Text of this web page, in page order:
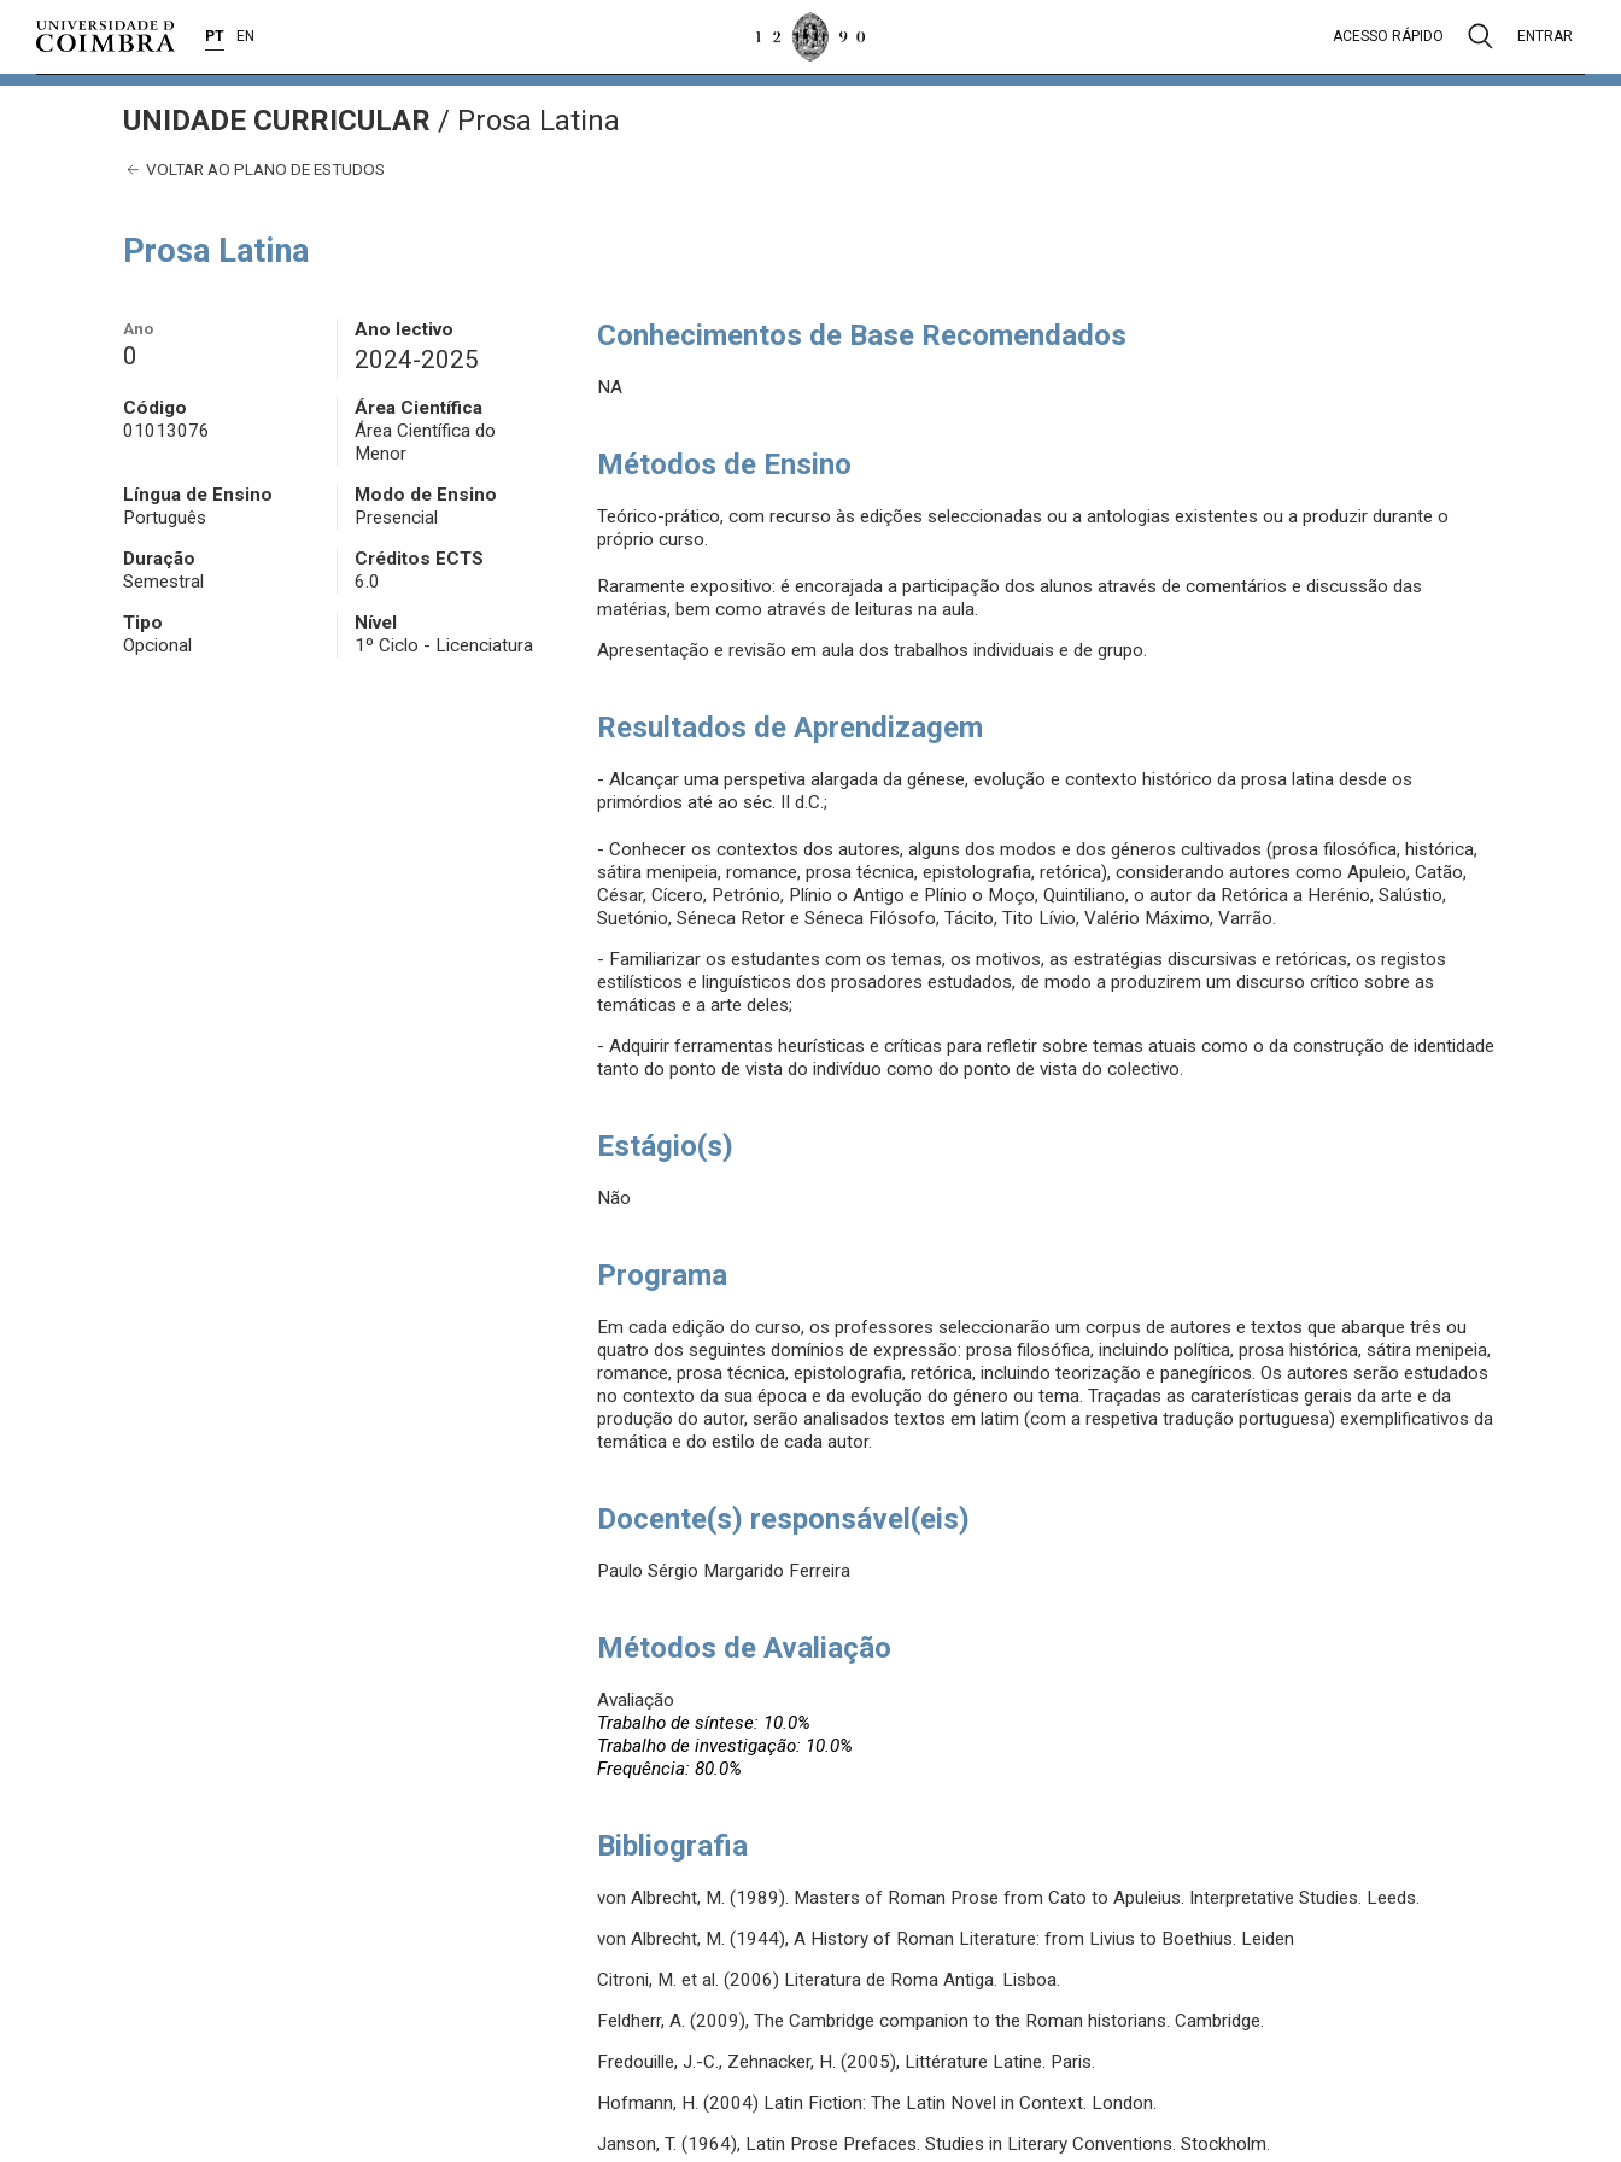
PT EN ACESSO RÁPIDO ENTRAR
UNIDADE CURRICULAR / Prosa Latina
VOLTAR AO PLANO DE ESTUDOS
Prosa Latina
Ano
0
Ano lectivo
2024-2025
Código
01013076
Área Científica
Área Científica do
Menor
Língua de Ensino
Português
Modo de Ensino
Presencial
Duração
Semestral
Créditos ECTS
6.0
Tipo
Opcional
Nível
1º Ciclo - Licenciatura
Conhecimentos de Base Recomendados
NA
Métodos de Ensino
Teórico-prático, com recurso às edições seleccionadas ou a antologias existentes ou a produzir durante o
próprio curso.
Raramente expositivo: é encorajada a participação dos alunos através de comentários e discussão das
matérias, bem como através de leituras na aula.
Apresentação e revisão em aula dos trabalhos individuais e de grupo.
Resultados de Aprendizagem
- Alcançar uma perspetiva alargada da génese, evolução e contexto histórico da prosa latina desde os
primórdios até ao séc. II d.C.;
- Conhecer os contextos dos autores, alguns dos modos e dos géneros cultivados (prosa filosófica, histórica,
sátira menipeia, romance, prosa técnica, epistolografia, retórica), considerando autores como Apuleio, Catão,
César, Cícero, Petrónio, Plínio o Antigo e Plínio o Moço, Quintiliano, o autor da Retórica a Herénio, Salústio,
Suetónio, Séneca Retor e Séneca Filósofo, Tácito, Tito Lívio, Valério Máximo, Varrão.
- Familiarizar os estudantes com os temas, os motivos, as estratégias discursivas e retóricas, os registos
estilísticos e linguísticos dos prosadores estudados, de modo a produzirem um discurso crítico sobre as
temáticas e a arte deles;
- Adquirir ferramentas heurísticas e críticas para refletir sobre temas atuais como o da construção de identidade
tanto do ponto de vista do indivíduo como do ponto de vista do colectivo.
Estágio(s)
Não
Programa
Em cada edição do curso, os professores seleccionarão um corpus de autores e textos que abarque três ou
quatro dos seguintes domínios de expressão: prosa filosófica, incluindo política, prosa histórica, sátira menipeia,
romance, prosa técnica, epistolografia, retórica, incluindo teorização e panegíricos. Os autores serão estudados
no contexto da sua época e da evolução do género ou tema. Traçadas as caraterísticas gerais da arte e da
produção do autor, serão analisados textos em latim (com a respetiva tradução portuguesa) exemplificativos da
temática e do estilo de cada autor.
Docente(s) responsável(eis)
Paulo Sérgio Margarido Ferreira
Métodos de Avaliação
Avaliação
Trabalho de síntese: 10.0%
Trabalho de investigação: 10.0%
Frequência: 80.0%
Bibliografia
von Albrecht, M. (1989). Masters of Roman Prose from Cato to Apuleius. Interpretative Studies. Leeds.
von Albrecht, M. (1944), A History of Roman Literature: from Livius to Boethius. Leiden
Citroni, M. et al. (2006) Literatura de Roma Antiga. Lisboa.
Feldherr, A. (2009), The Cambridge companion to the Roman historians. Cambridge.
Fredouille, J.-C., Zehnacker, H. (2005), Littérature Latine. Paris.
Hofmann, H. (2004) Latin Fiction: The Latin Novel in Context. London.
Janson, T. (1964), Latin Prose Prefaces. Studies in Literary Conventions. Stockholm.